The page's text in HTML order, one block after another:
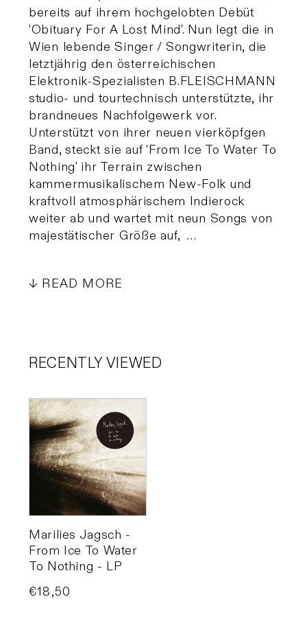
bereits auf ihrem hochgelobten Debüt
'Obituary For A Lost Mind'. Nun legt die in
Wien lebende Singer / Songwriterin, die
letztjährig den österreichischen
Elektronik-Spezialisten B.FLEISCHMANN
studio- und tourtechnisch unterstützte, ihr
brandneues Nachfolgewerk vor.
Unterstützt von ihrer neuen vierköpfgen
Band, steckt sie auf 'From Ice To Water To
Nothing' ihr Terrain zwischen
kammermusikalischem New-Folk und
kraftvoll atmosphärischem Indierock
weiter ab und wartet mit neun Songs von
majestätischer Größe auf, …
READ MORE
RECENTLY VIEWED
Marilies Jagsch -
From Ice To Water
To Nothing - LP
Price
€18,50